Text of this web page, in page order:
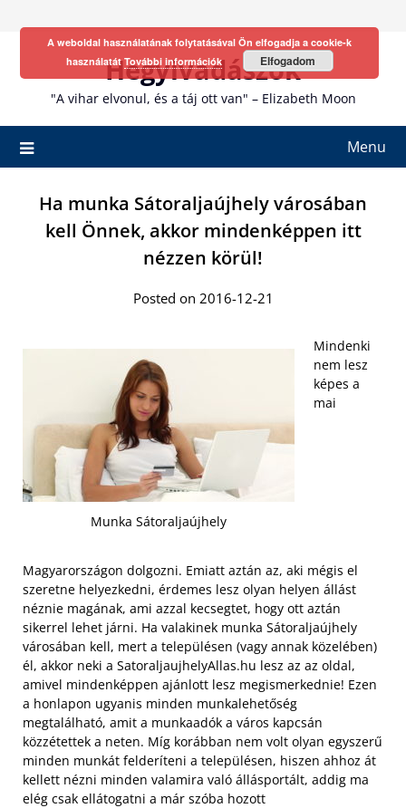
Hegyivadászok
"A vihar elvonul, és a táj ott van" – Elizabeth Moon
Menu
Ha munka Sátoraljaújhely városában
kell Önnek, akkor mindenképpen itt
nézzen körül!
Posted on 2016-12-21
Munka Sátoraljaújhely
Mindenki
nem lesz
képes a
mai
Magyarországon dolgozni. Emiatt aztán az, aki mégis el
szeretne helyezkedni, érdemes lesz olyan helyen állást
néznie magának, ami azzal kecsegtet, hogy ott aztán
sikerrel lehet járni. Ha valakinek munka Sátoraljaújhely
városában kell, mert a településen (vagy annak közelében)
él, akkor neki a SatoraljaujhelyAllas.hu lesz az az oldal,
amivel mindenképpen ajánlott lesz megismerkednie! Ezen
a honlapon ugyanis minden munkalehetőség
megtalálható, amit a munkaadók a város kapcsán
közzétettek a neten. Míg korábban nem volt olyan egyszerű
minden munkát felderíteni a településen, hiszen ahhoz át
kellett nézni minden valamira való állásportált, addig ma
elég csak ellátogatni a már szóba hozott
A weboldal használatának folytatásával Ön elfogadja a cookie-k
használatátTovábbi információk Elfogadom